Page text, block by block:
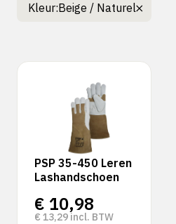
Kleur:Beige / Naturel
PSP 35-450 Leren
Lashandschoen
€ 10,98
€ 13,29 incl. BTW